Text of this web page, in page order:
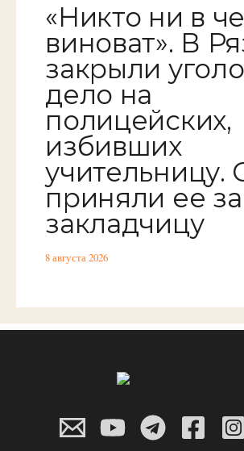
«Никто ни в
виноват». В
закрыли
дело на
полицейских,
избивших
учительницу.
приняли ее за
закладчицу
8 августа 2026